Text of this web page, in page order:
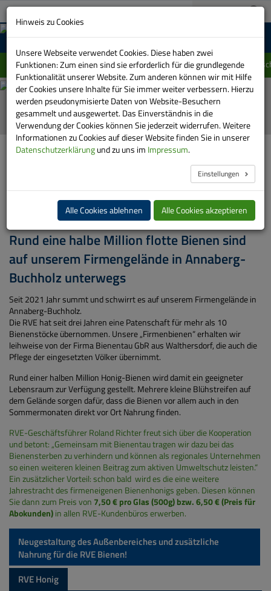
03733 151-0 A+
MENU
Einschränkung im Linienverlauf der Linie 415
Automatische
Bilder-
Show
stoppen
HOME DIE RVE RVE BIENEN
Wir freuen uns über unsere
Flottenerweiterung!
Rund eine halbe Million flotte Bienen sind
auf unserem Firmengelände in Annaberg-
Buchholz unterwegs
Seit 2021 Jahr summt und schwirrt es auf unserem Firmengelände in
Annaberg-Buchholz.
Die RVE hat seit drei Jahren eine Patenschaft für mehr als 10
Bienenstöcke übernommen. Unsere „Firmenbienen“ erhalten wir
leihweise von der Firma Bienentau GbR aus Walthersdorf, die auch die
Pflege der eingesetzten Völker übernimmt.
Rund einer halben Million Honig-Bienen wird damit ein geeigneter
Lebensraum zur Verfügung gestellt. Mehrere kleine Blühstreifen auf
dem Gelände sorgen dafür, dass die Bienen vor allem auch in den
Sommermonaten direkt vor Ort Nahrung finden.
RVE-Geschäftsführer Roland Richter freut sich über die Kooperation
und betont: „Gemeinsam mit Bienentau tragen wir dazu bei das
Bienensterben zu verhindern und können als regionales Unternehmen
so einen weiteren kleinen Beitrag zum aktiven Umweltschutz leisten.“
Ein zusätzlicher Vorteil: schon bald wird es die eine weitere
Jahrestracht des firmeneigenen Bienenhonigs geben. Diesen können
Sie dann zum Preis von 7,50 € pro Glas (500g) bzw. 6,50 € (Preis für
Abokunden)in allen RVE-Kundenbüros erwerben.
Neugestaltung des Außenbereiches und zusätzliche
Nahrung für die RVE Bienen!
RVE Honig
Hinweis zu Cookies
Unsere Webseite verwendet Cookies. Diese haben zwei
Funktionen: Zum einen sind sie erforderlich für die grundlegende
Funktionalität unserer Website. Zum anderen können wir mit Hilfe
der Cookies unsere Inhalte für Sie immer weiter verbessern. Hierzu
werden pseudonymisierte Daten von Website-Besuchern
gesammelt und ausgewertet. Das Einverständnis in die
Verwendung der Cookies können Sie jederzeit widerrufen. Weitere
Informationen zu Cookies auf dieser Website finden Sie in unserer
Datenschutzerklärungund zu uns im Impressum.
Einstellungen
Alle Cookies ablehnen Alle Cookies akzeptieren